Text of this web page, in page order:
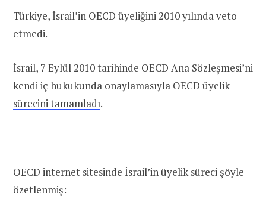
Türkiye, İsrail’in OECD üyeliğini 2010 yılında veto
etmedi.
İsrail, 7 Eylül 2010 tarihinde OECD Ana Sözleşmesi’ni
kendi iç hukukunda onaylamasıyla OECD üyelik
sürecini tamamladı.
OECD internet sitesinde İsrail’in üyelik süreci şöyle
özetlenmiş: